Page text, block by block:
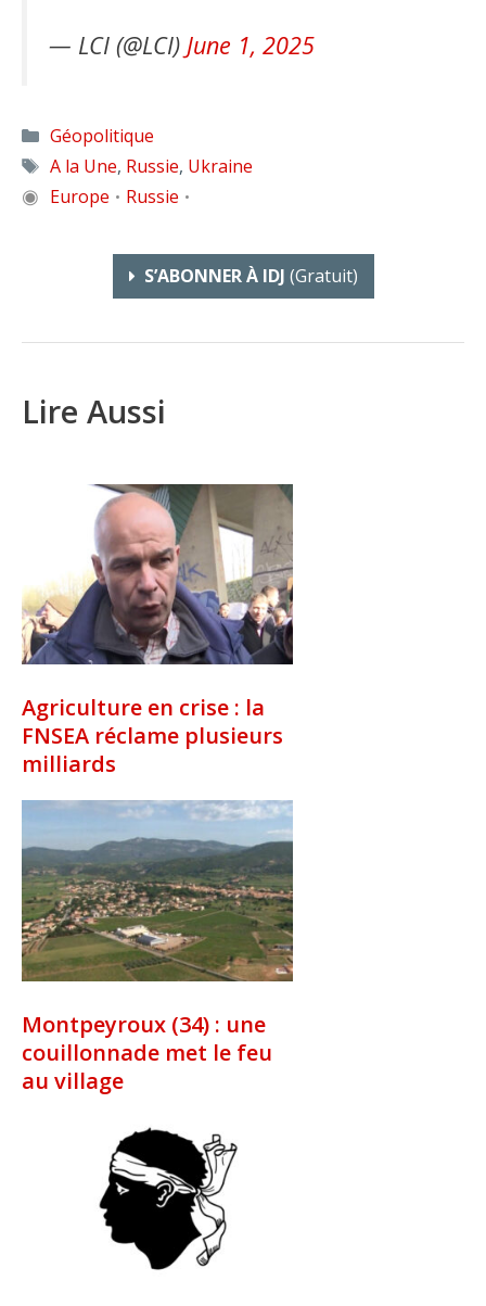
— LCI (@LCI) June 1, 2025
Catégories
Géopolitique
Étiquettes
A la Une, Russie, Ukraine
◉ Europe • Russie •
S’ABONNER À IDJ (gratuit)
Lire Aussi
Agriculture en crise : la
FNSEA réclame plusieurs
milliards
Montpeyroux (34) : une
couillonnade met le feu
au village